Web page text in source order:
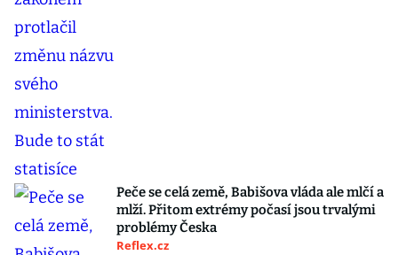
Peče se celá země, Babišova vláda ale mlčí a
mlží. Přitom extrémy počasí jsou trvalými
problémy Česka
Reflex.cz